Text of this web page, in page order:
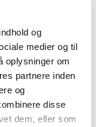
og
medier og til
oplysninger om
partnere inden
og
disse
dem, eller som
vant til at
under armen,
med